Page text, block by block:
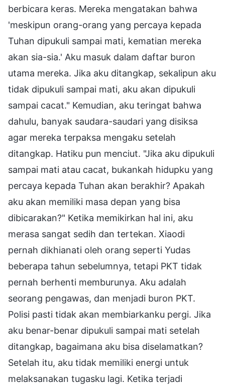
berbicara keras. Mereka mengatakan bahwa
'meskipun orang-orang yang percaya kepada
Tuhan dipukuli sampai mati, kematian mereka
akan sia-sia.' Aku masuk dalam daftar buron
utama mereka. Jika aku ditangkap, sekalipun aku
tidak dipukuli sampai mati, aku akan dipukuli
sampai cacat." Kemudian, aku teringat bahwa
dahulu, banyak saudara-saudari yang disiksa
agar mereka terpaksa mengaku setelah
ditangkap. Hatiku pun menciut. "Jika aku dipukuli
sampai mati atau cacat, bukankah hidupku yang
percaya kepada Tuhan akan berakhir? Apakah
aku akan memiliki masa depan yang bisa
dibicarakan?" Ketika memikirkan hal ini, aku
merasa sangat sedih dan tertekan. Xiaodi
pernah dikhianati oleh orang seperti Yudas
beberapa tahun sebelumnya, tetapi PKT tidak
pernah berhenti memburunya. Aku adalah
seorang pengawas, dan menjadi buron PKT.
Polisi pasti tidak akan membiarkanku pergi. Jika
aku benar-benar dipukuli sampai mati setelah
ditangkap, bagaimana aku bisa diselamatkan?
Setelah itu, aku tidak memiliki energi untuk
melaksanakan tugasku lagi. Ketika terjadi